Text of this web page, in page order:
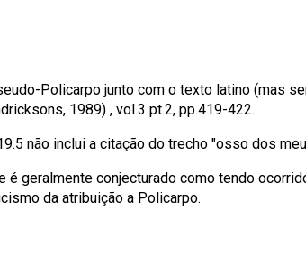
Policarpo junto com o texto latino (mas
1989) , vol.3 pt.2, pp.419-422.
não inclui a citação do trecho "osso dos
é geralmente conjecturado como tendo
da atribuição a Policarpo.